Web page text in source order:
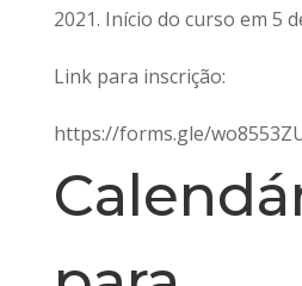
2021. Início do curso em 5
Link para inscrição:
https://forms.gle/